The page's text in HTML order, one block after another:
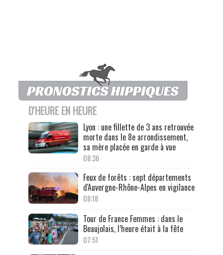
D'HEURE EN HEURE
Lyon : une fillette de 3 ans retrouvée
morte dans le 8e arrondissement,
sa mère placée en garde à vue
08:36
Feux de forêts : sept départements
d'Auvergne-Rhône-Alpes en vigilance
08:18
Tour de France Femmes : dans le
Beaujolais, l’heure était à la fête
07:51